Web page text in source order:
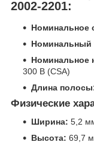
2002-2201:
Номинальное
Номинальный
Номинальное
300 В (CSA)
Длина
Физические
Ширина: 5,2
Высота: 69,7